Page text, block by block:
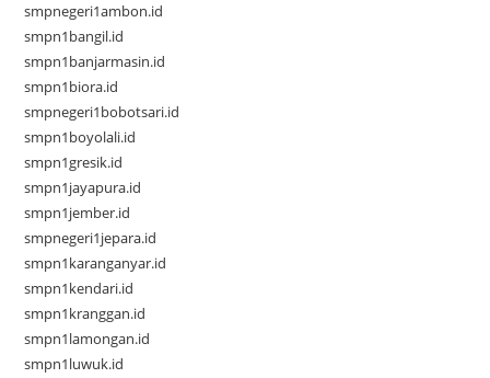
smpnegeri1ambon.id
smpn1bangil.id
smpn1banjarmasin.id
smpn1biora.id
smpnegeri1bobotsari.id
smpn1boyolali.id
smpn1gresik.id
smpn1jayapura.id
smpn1jember.id
smpnegeri1jepara.id
smpn1karanganyar.id
smpn1kendari.id
smpn1kranggan.id
smpn1lamongan.id
smpn1luwuk.id